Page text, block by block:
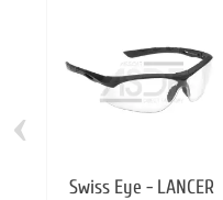
Swiss Eye - LANCER
‹